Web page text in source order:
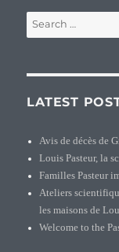
Search
for:
LATEST
Avis de décès de
Louis Pasteur, la
Familles Pasteur
Ateliers
les maisons de
Welcome to the